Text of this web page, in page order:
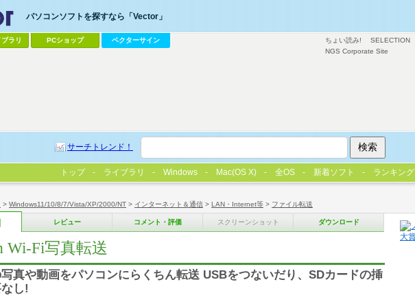
> Windows11/10/8/7/Vista/XP/2000/NT > インターネット＆通信 > LAN・Internet等 > ファイル転送
レビュー コメント・評価 スクリーンショット ダウンロード
Wi-Fi写真転送
真や動画をパソコンにらくちん転送 USBをつないだり、SDカードの挿
し!
ちょい読み! SELECTION
NGS Corporate Site
パソコンソフトを探すなら「Vector」
ラリ PCショップ ベクターサイン
サーチトレンド！
トップ ライブラリ Windows Mac(OS X) 全OS 新着ソフト ランキング